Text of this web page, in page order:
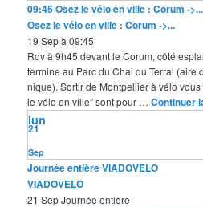
09:45Osez le vélo en ville : Corum ->...
Osez le vélo en ville : Corum ->...
19 Sep à 09:45
Rdv à 9h45 devant le Corum, côté
termine au Parc du Chai du Terral (aire
nique). Sortir de Montpellier à vélo
le vélo en ville” sont pour …Continuer
Sep
21
lun
Journée entièreVIADOVELO
VIADOVELO
21 SepJournée entière